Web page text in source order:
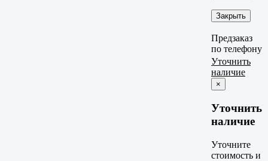
Закрыть
Предзаказ
по телефону
Уточнить
наличие
×
Уточнить
наличие
Уточните
стоимость и